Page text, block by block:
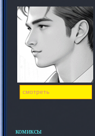
смотреть
комиксы